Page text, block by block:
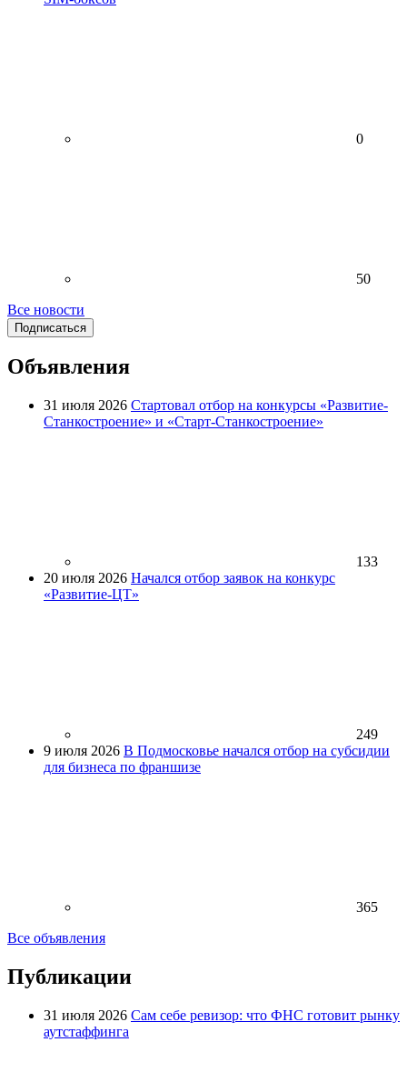
0
50
Все новости
Подписаться
Объявления
31 июля 2026 Стартовал отбор на конкурсы «Развитие-
Станкостроение» и «Старт-Станкостроение»
133
20 июля 2026 Начался отбор заявок на конкурс
«Развитие-ЦТ»
249
9 июля 2026 В Подмосковье начался отбор на субсидии
для бизнеса по франшизе
365
Все объявления
Публикации
31 июля 2026 Сам себе ревизор: что ФНС готовит рынку
аутстаффинга